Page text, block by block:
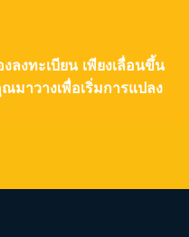
ลงทะเบียน เพียงเลื่อนขึ้น
มาวางเพื่อเริ่มการแปลง